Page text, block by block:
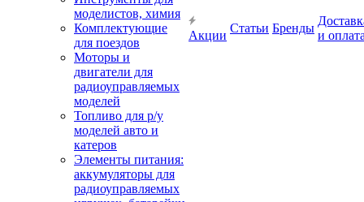
моделистов, химия
Комплектующие
для поездов
Моторы и
двигатели для
радиоуправляемых
моделей
Топливо для р/у
моделей авто и
катеров
Элементы питания:
аккумуляторы для
радиоуправляемых
Акции
Статьи Бренды
и